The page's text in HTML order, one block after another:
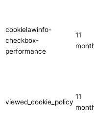
cookielawinfo-
checkbox-
performance
11
viewed_cookie_policy
11